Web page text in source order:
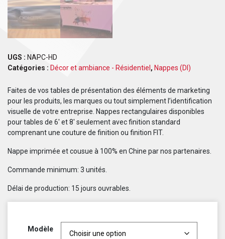
UGS : NAPC-HD
Catégories : Décor et ambiance - Résidentiel , Nappes (DI)
Faites de vos tables de présentation des éléments de marketing
pour les produits, les marques ou tout simplement l’identification
visuelle de votre entreprise. Nappes rectangulaires disponibles
pour tables de 6′ et 8′ seulement avec finition standard
comprenant une couture de finition ou finition FIT.
Nappe imprimée et cousue à 100% en Chine par nos partenaires.
Commande minimum: 3 unités.
Délai de production: 15 jours ouvrables.
Modèle